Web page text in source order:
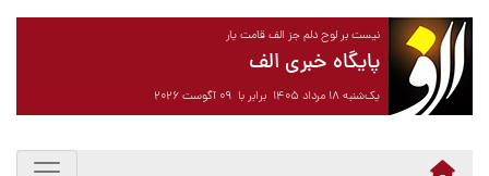
نیست بر لوح دلم جز الف قامت یار
پایگاه خبری الف
یک‌شنبه ۱۸ مرداد ۱۴۰۵ برابر با ۰۹ آگوست ۲۰۲۶